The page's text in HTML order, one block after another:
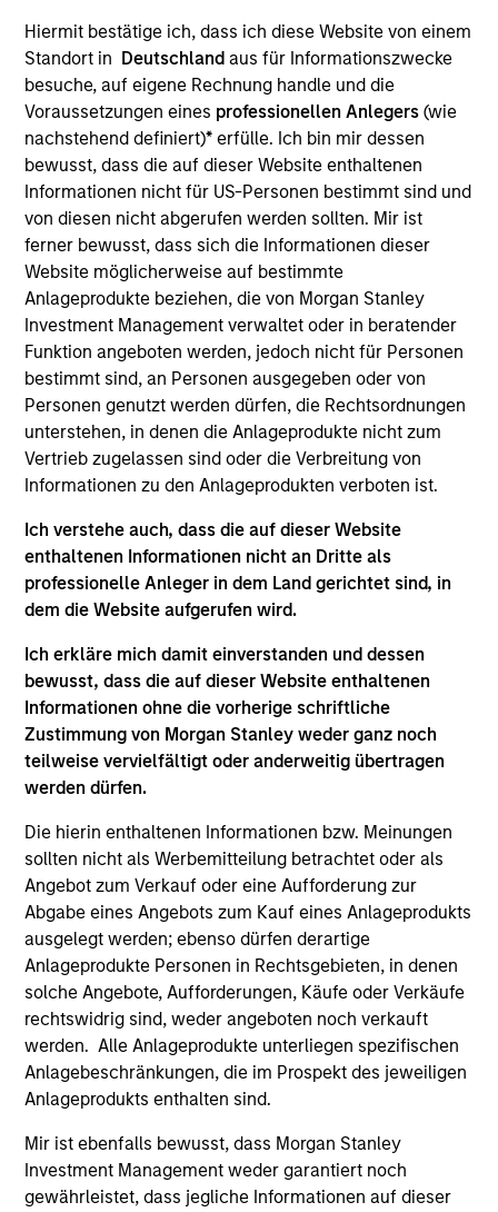
Hiermit bestätige ich, dass ich diese Website von einem
Standort in Deutschland aus für Informationszwecke
besuche, auf eigene Rechnung handle und die
Voraussetzungen eines professionellen Anlegers(wie
nachstehend definiert)* erfülle. Ich bin mir dessen
bewusst, dass die auf dieser Website enthaltenen
Informationen nicht für US-Personen bestimmt sind und
von diesen nicht abgerufen werden sollten. Mir ist
ferner bewusst, dass sich die Informationen dieser
Website möglicherweise auf bestimmte
Anlageprodukte beziehen, die von Morgan Stanley
Investment Management verwaltet oder in beratender
Funktion angeboten werden, jedoch nicht für Personen
bestimmt sind, an Personen ausgegeben oder von
Personen genutzt werden dürfen, die Rechtsordnungen
unterstehen, in denen die Anlageprodukte nicht zum
Vertrieb zugelassen sind oder die Verbreitung von
Informationen zu den Anlageprodukten verboten ist.
Ich verstehe auch, dass die auf dieser Website
enthaltenen Informationen nicht an Dritte als
professionelle Anleger in dem Land gerichtet sind, in
dem die Website aufgerufen wird.
Ich erkläre mich damit einverstanden und dessen
bewusst, dass die auf dieser Website enthaltenen
Informationen ohne die vorherige schriftliche
Zustimmung von Morgan Stanley weder ganz noch
teilweise vervielfältigt oder anderweitig übertragen
werden dürfen.
Die hierin enthaltenen Informationen bzw. Meinungen
sollten nicht als Werbemitteilung betrachtet oder als
Angebot zum Verkauf oder eine Aufforderung zur
Abgabe eines Angebots zum Kauf eines Anlageprodukts
ausgelegt werden; ebenso dürfen derartige
Anlageprodukte Personen in Rechtsgebieten, in denen
solche Angebote, Aufforderungen, Käufe oder Verkäufe
rechtswidrig sind, weder angeboten noch verkauft
werden. Alle Anlageprodukte unterliegen spezifischen
Anlagebeschränkungen, die im Prospekt des jeweiligen
Anlageprodukts enthalten sind.
Mir ist ebenfalls bewusst, dass Morgan Stanley
Investment Management weder garantiert noch
gewährleistet, dass jegliche Informationen auf dieser
29 Years
Ian is a managing director of Morgan Stanley. He is
co-head of the Eaton Vance Equity Global team and
a portfolio manager and an analyst. He is
responsible for coverage of industrials, automotive,
and metals and mining for global portfolios. He
joined Eaton Vance in 2015. Morgan Stanley
acquired Eaton Vance in March 2021. Ian began his
career in the investment management industry in
1997. Before joining Eaton Vance, he was previously
affiliated with the Qatar Investment Authority,
Lazard Asset Management, AllianceBernstein and
Schroder Investment Management. Ian graduated
from Wesley College in Dublin and earned a B.A. in
economics from Trinity College in Dublin.
Eaton Vance Equity Team
Calvert Global Equity Strategy
Concentrated and balanced portfolio of high
and improving quality companies that
exhibit sound management of ESG
characteristics. The strategy invests in
growth characteristics, high or improving
returns on invested capital, sustainable
competitive advantages, durable balance
sheets, and strong capital allocation, with a
proven ability to compound cashflows over
the long term.
Team Insights